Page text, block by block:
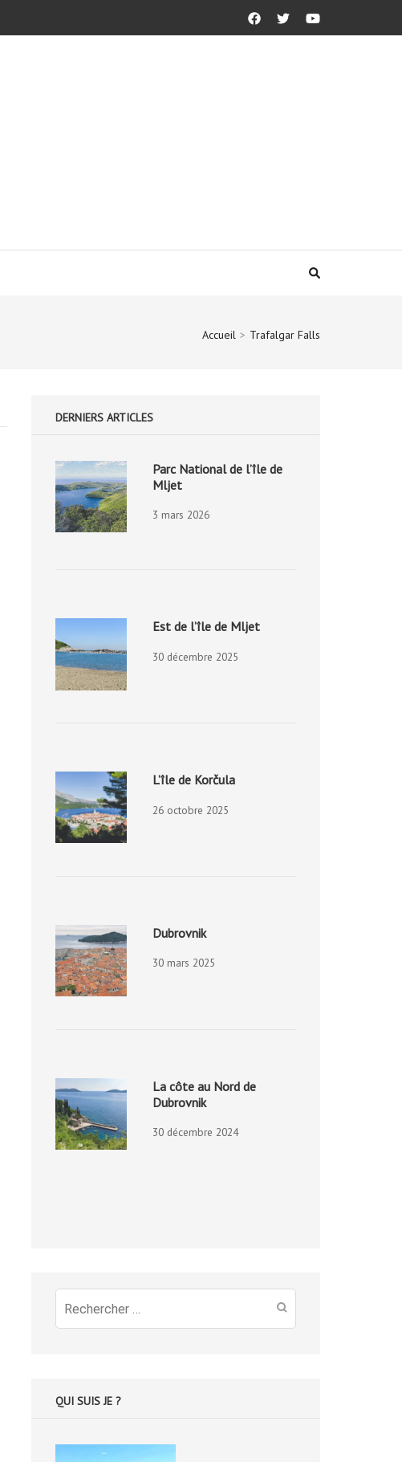
Accueil > Trafalgar Falls
DERNIERS ARTICLES
Parc National de l’île de
Mljet
3 mars 2026
Est de l’île de Mljet
30 décembre 2025
L’île de Korčula
26 octobre 2025
Dubrovnik
30 mars 2025
La côte au Nord de
Dubrovnik
30 décembre 2024
Recherche
pour
QUI SUIS JE ?